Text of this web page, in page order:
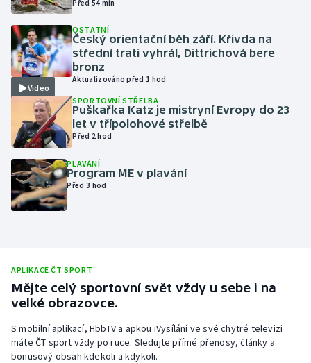
Lyže a snowboard
Moderní pětiboj
Motorsport
Olympijské hry
Parasport
Plavání
Rychlobruslení
Short track
Před 54 min
Video
OSTATNÍ
Český orientační běh září. Křivda na
střední trati vyhrál, Dittrichová bere
bronz
Aktualizováno před 1 hod
SPORTOVNÍ STŘELBA
Puškařka Katz je mistryní Evropy do 23
let v třípolohové střelbě
Před 2 hod
PLAVÁNÍ
Program ME v plavání
Před 3 hod
APLIKACE ČT SPORT
Mějte celý sportovní svět vždy u sebe i na
velké obrazovce.
S mobilní aplikací, HbbTV a apkou iVysílání ve své chytré televizi
máte ČT sport vždy po ruce. Sledujte přímé přenosy, články a
bonusový obsah kdekoli a kdykoli.